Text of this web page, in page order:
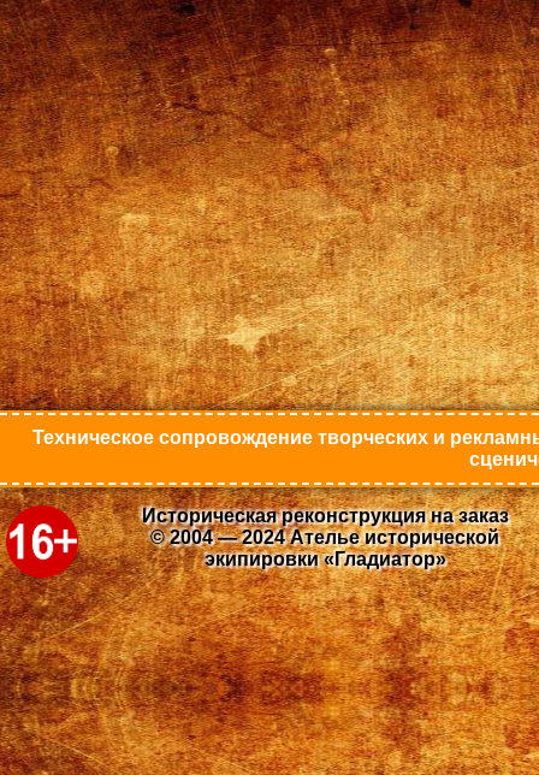
Техническое сопровождение творческих и
Историческая реконструкция на заказ
© 2004 — 2024 Ателье исторической
экипировки «Гладиатор»